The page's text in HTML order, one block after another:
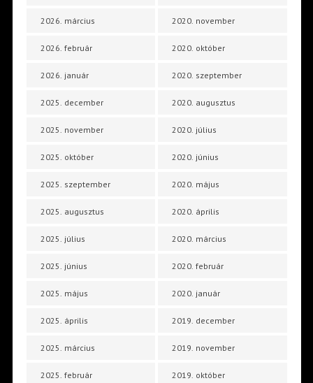
2026. március
2026. február
2026. január
2025. december
2025. november
2025. október
2025. szeptember
2025. augusztus
2025. július
2025. június
2025. május
2025. április
2025. március
2025. február
2020. november
2020. október
2020. szeptember
2020. augusztus
2020. július
2020. június
2020. május
2020. április
2020. március
2020. február
2020. január
2019. december
2019. november
2019. október